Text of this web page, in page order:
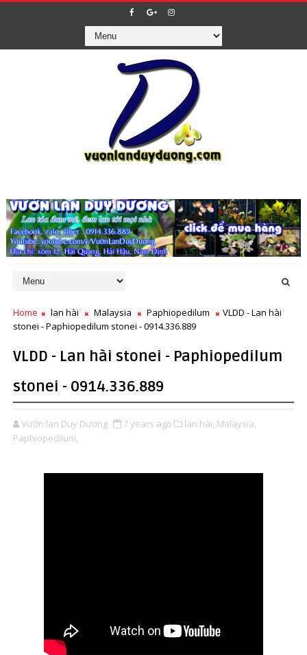
Home lan hài Malaysia Paphiopedilum
VLDD - Lan hài
stonei - Paphiopedilum stonei - 0914.336.889
VLDD - Lan hài stonei - Paphiopedilum
stonei - 0914.336.889
Vườn lan Duy Dương 7 years ago lan hài, Malaysia,
Paphiopedilum,